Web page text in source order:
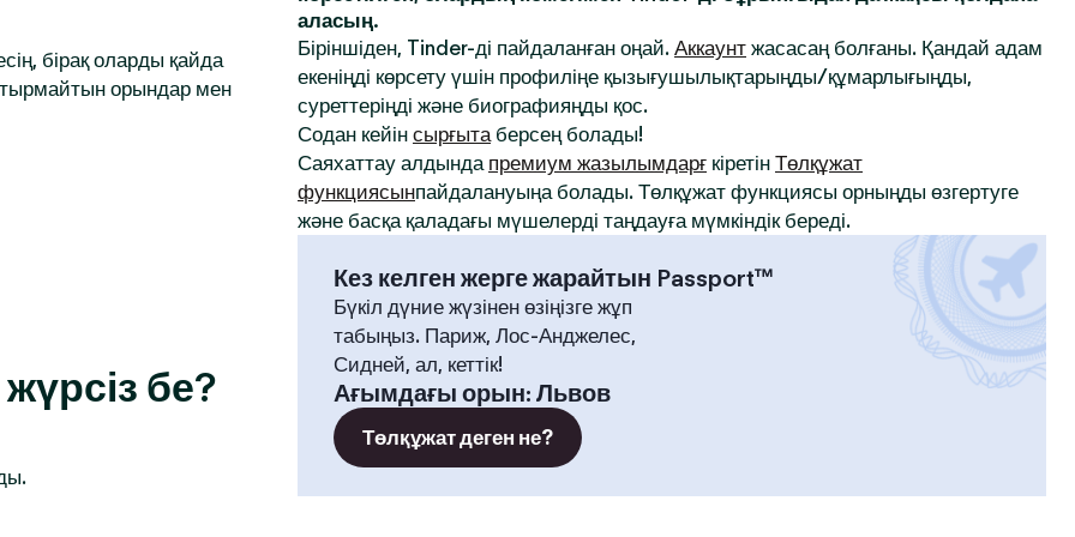
бірақ оларды қайда
орындар мен
бе?
аласың.
Біріншіден, Tinder-ді пайдаланған оңай. Аккаунт жасасаң болғаны. Қандай адам
екеніңді көрсету үшін профиліңе қызығушылықтарыңды/құмарлығыңды,
суреттеріңді және биографияңды қос.
Содан кейін сырғытаберсең болады!
Саяхаттау алдында премиум жазылымдарғ кіретін Төлқұжат
функциясынпайдалануыңа болады. Төлқұжат функциясы орныңды өзгертуге
және басқа қаладағы мүшелерді таңдауға мүмкіндік береді.
Кез келген жерге жарайтын Passport™
Бүкіл дүние жүзінен өзіңізге жұп
табыңыз. Париж, Лос-Анджелес,
Сидней, ал, кеттік!
Ағымдағы орын: Львов
Төлқұжат деген не?